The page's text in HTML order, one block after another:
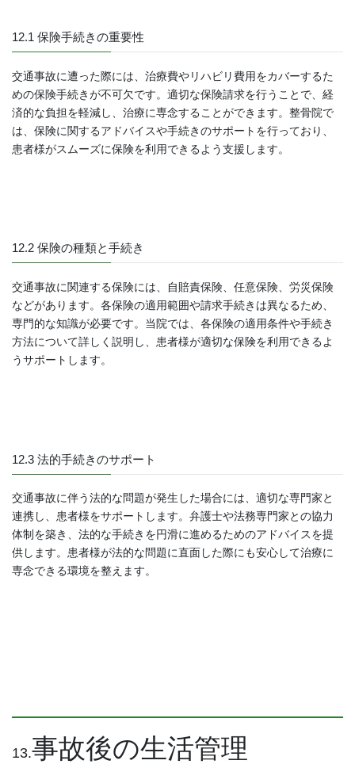
12.1 保険手続きの重要性
交通事故に遭った際には、治療費やリハビリ費用をカバーするた
めの保険手続きが不可欠です。適切な保険請求を行うことで、経
済的な負担を軽減し、治療に専念することができます。整骨院で
は、保険に関するアドバイスや手続きのサポートを行っており、
患者様がスムーズに保険を利用できるよう支援します。
12.2 保険の種類と手続き
交通事故に関連する保険には、自賠責保険、任意保険、労災保険
などがあります。各保険の適用範囲や請求手続きは異なるため、
専門的な知識が必要です。当院では、各保険の適用条件や手続き
方法について詳しく説明し、患者様が適切な保険を利用できるよ
うサポートします。
12.3 法的手続きのサポート
交通事故に伴う法的な問題が発生した場合には、適切な専門家と
連携し、患者様をサポートします。弁護士や法務専門家との協力
体制を築き、法的な手続きを円滑に進めるためのアドバイスを提
供します。患者様が法的な問題に直面した際にも安心して治療に
専念できる環境を整えます。
13.事故後の生活管理